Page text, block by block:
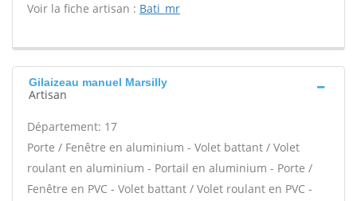
Voir la fiche artisan : Bati_mr
Gilaizeau manuel Marsilly
Artisan
Département: 17
Porte / Fenêtre en aluminium - Volet battant / Volet
roulant en aluminium - Portail en aluminium - Porte /
Fenêtre en PVC - Volet battant / Volet roulant en PVC -